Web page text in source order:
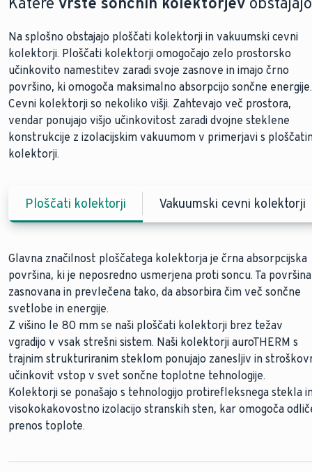
Na splošno obstajajo ploščati kolektorji in vakuumski cevni
kolektorji. Ploščati kolektorji omogočajo zelo prostorsko
učinkovito namestitev zaradi svoje zasnove in imajo črno
površino, ki omogoča maksimalno absorpcijo sončne energije.
Cevni kolektorji so nekoliko višji. Zahtevajo več prostora,
vendar ponujajo višjo učinkovitost zaradi dvojne steklene
konstrukcije z izolacijskim vakuumom v primerjavi s
kolektorji.
Ploščati kolektorji Vakuumski cevni kolektorji
Glavna značilnost ploščatega kolektorja je črna absorpcijska
površina, ki je neposredno usmerjena proti soncu. Ta
zasnovana in prevlečena tako, da absorbira čim več sončne
svetlobe in energije.
Z višino le 80 mm se naši ploščati kolektorji brez težav
vgradijo v vsak strešni sistem. Naši kolektorji auroTHERM s
trajnim strukturiranim steklom ponujajo zanesljiv in
učinkovit vstop v svet sončne toplotne tehnologije.
Kolektorji se ponašajo s tehnologijo protirefleksnega stekla
visokokakovostno izolacijo stranskih sten, kar omogoča
prenos toplote.
Cevi kolektorji delujejo še bolj učinkovito kot ploščati
kolektorji. Za razliko od ploščatih kolektorjev izkoriščajo
toplotno izolacijo vakuuma. Vakuum v zunanji komori dvojno
steklene konstrukcije praktično odpravlja toplotne izgube.
Keramično prevlečeno ogledalo odbija tudi najmanjši sončni
žarek, ne glede na kot padanja svetlobe.
Naši cevni kolektorjizagotavljajo najvišji izkoristek sončne
energije tudi ob oblačnem vremenu. Zaradi visoke
lahko naše cevne kolektorje uporabljate tudi, če imate
prostor na strehi.
Čeprav so cevni kolektorji učinkovitejši od ploščatih